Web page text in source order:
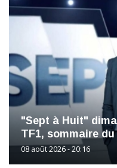
"Sept à Huit"
TF1, sommaire
08 août 2026 - 20:16